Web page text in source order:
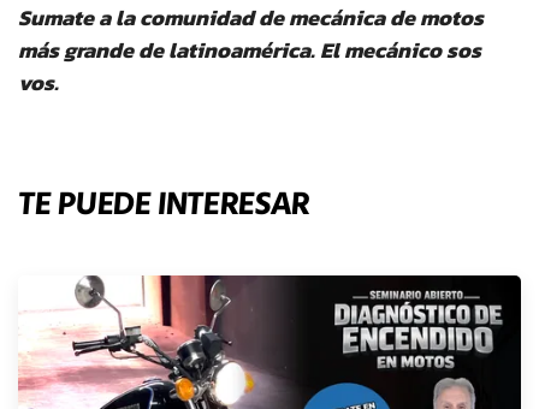
Sumate a la comunidad de mecánica de motos
más grande de latinoamérica. El mecánico sos
vos.
TE PUEDE INTERESAR